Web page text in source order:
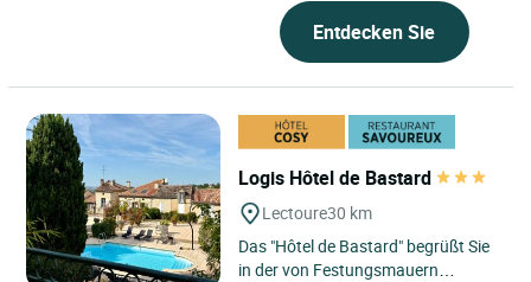
Entdecken Sie
Logis Hôtel de Bastard
Lectoure30 km
Das "Hôtel de Bastard" begrüßt Sie
in der von Festungsmauern